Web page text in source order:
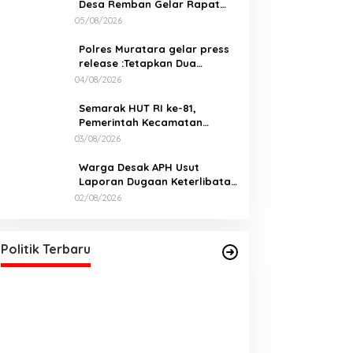
Desa Remban Gelar Rapat
Persiapan Bersama Panitia
05/08/2026
Polres Muratara gelar press
release :Tetapkan Dua
Direktur Jadi Tersangka
ALS dan Tangki BBM Tewaskan
19 Orang
04/08/2026
Semarak HUT RI ke-81,
Pemerintah Kecamatan
Rawas Ulu Gelar Berbagai
03/08/2026
Warga Desak APH Usut
Laporan Dugaan Keterlibatan
Oknum Lurah Muara Kulam
02/08/2026
Politik Terbaru